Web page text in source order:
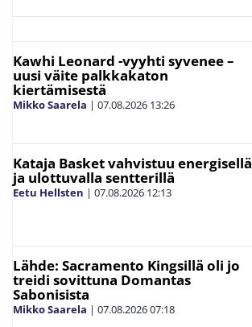
Kawhi Leonard -vyyhti syvenee –
uusi väite palkkakaton
kiertämisestä
Mikko Saarela | 07.08.2026 13:26
Kataja Basket vahvistuu energisellä
ja ulottuvalla sentterillä
Eetu Hellsten | 07.08.2026 12:13
Lähde: Sacramento Kingsillä oli jo
treidi sovittuna Domantas
Sabonisista
Mikko Saarela | 07.08.202607:18